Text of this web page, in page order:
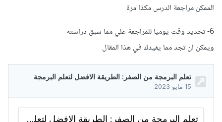
الممكن مراجعة الدرس مكذا مرة
6- تحديد وقت يوميا للمراجعة علي مما سبق دراسته
ويمكن ان تجد مما يفيدك في هذا المقال